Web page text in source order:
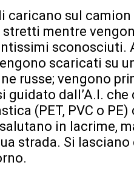
caricano sul camion
mentre
sconosciuti.
scaricati su
russe; vengono
dall’A.I. che
(PET, PVC o
in lacrime,
strada. Si